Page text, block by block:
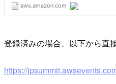
登録済みの場合、以下から直
https://